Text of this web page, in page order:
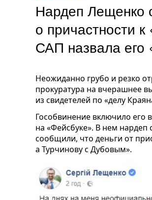
Нардеп Лещенко
о причастности
САП назвала его
Неожиданно грубо и резко
прокуратура на вчерашнее
из свидетелей по «делу
Гособвинение включило его
на «Фейсбуке». В нем
сообщили, что деньги от
а Турчинову с Дубовым».